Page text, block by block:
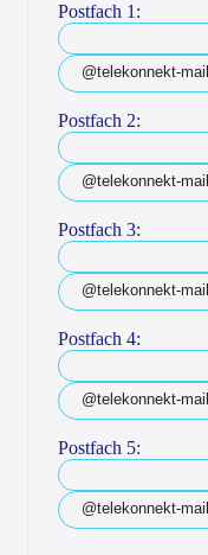
Postfach 1:
Postfach 2:
Postfach 3:
Postfach 4:
Postfach 5: